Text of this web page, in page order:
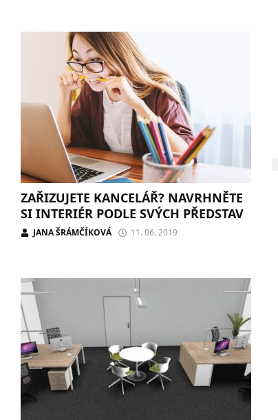
ZAŘIZUJETE KANCELÁŘ? NAVRHNĚTE
SI INTERIÉR PODLE SVÝCH PŘEDSTAV
JANA ŠRÁMČÍKOVÁ 11. 06. 2019